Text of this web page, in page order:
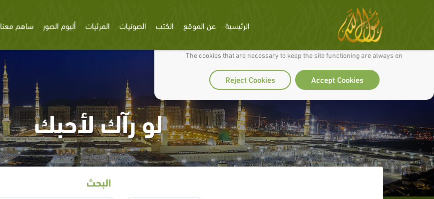
We use cookies to make our site work well for you and so we can continually improve it.
The cookies that are necessary to keep the site functioning are always on
Accept Cookies
Reject Cookies
الرئيسية عن الموقع الكتب الصوتيات المرئيات ألبوم الصور ساهم معنا
لو رآك لأحبك
البحث